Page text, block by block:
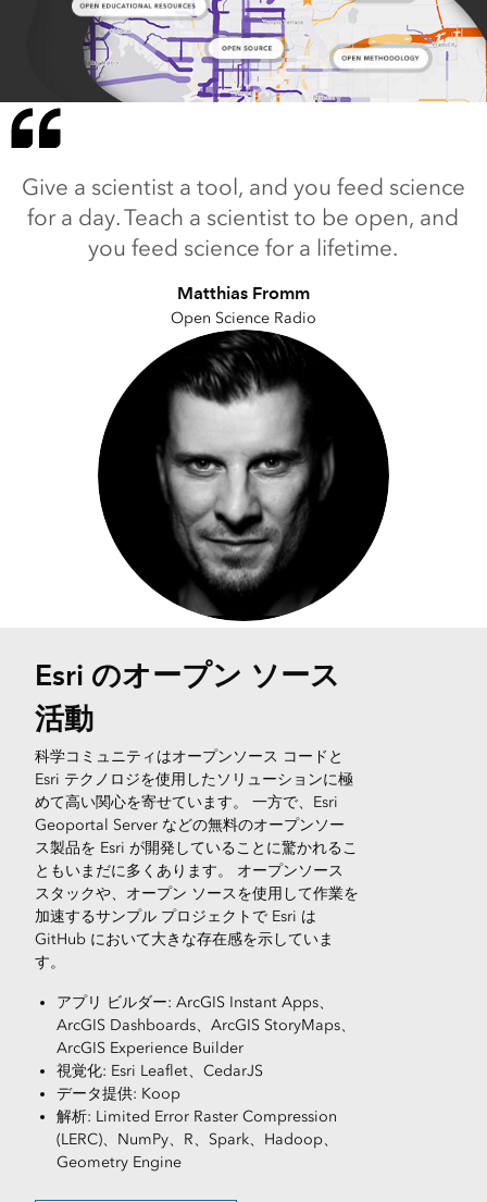
Give a scientist a tool, and you feed science
for a day. Teach a scientist to be open, and
you feed science for a lifetime.
Matthias Fromm
Open Science Radio
Esri のオープン ソース
活動
科学コミュニティはオープンソース コードと
Esri テクノロジを使用したソリューションに極
めて高い関心を寄せています。 一方で、Esri
Geoportal Server などの無料のオープンソー
ス製品を Esri が開発していることに驚かれるこ
ともいまだに多くあります。 オープンソース
スタックや、オープン ソースを使用して作業を
加速するサンプル プロジェクトで Esri は
GitHub において大きな存在感を示していま
す。
アプリ ビルダー: ArcGIS Instant Apps、
ArcGIS Dashboards、ArcGIS StoryMaps、
ArcGIS Experience Builder
視覚化: Esri Leaflet、CedarJS
データ提供: Koop
解析: Limited Error Raster Compression
(LERC)、NumPy、R、Spark、Hadoop、
Geometry Engine